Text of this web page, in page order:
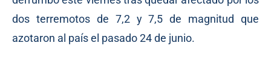
dos terremotos de 7,2 y 7,5 de magnitud que
azotaron al país el pasado 24 de junio.